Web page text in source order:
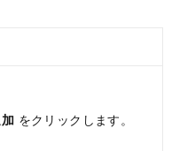
をクリックします。